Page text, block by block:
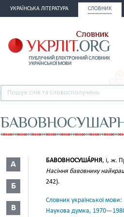
УКРАЇНСЬКА ЛІТЕРАТУРА СЛОВНИК
А
Б
В
БАВОВНОСУША́РНЯ, і, ж.
Насіння бавовнику
242).
Словник української
Наукова думка,